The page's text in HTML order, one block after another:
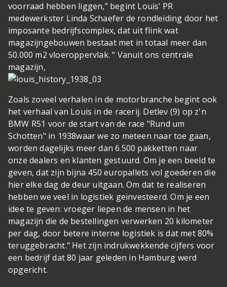
voorraad hebben liggen,” begint Louis’ PR
medewerkster Linda Schaefer de rondleiding door het
imposante bedrijfscomplex, dat uit flink wat
magazijngebouwen bestaat met in totaal meer dan
50.000 m2 vloeroppervlak. “ Vanuit ons centrale
magazijn,
Zoals zoveel verhalen in de motorbranche begint ook
het verhaal van Louis in de racerij. Detlev (9) op z'n
BMW R51 voor de start van de race "Rund um
Schotten" in 1938waar we zo meteen naar toe gaan,
worden dagelijks meer dan 6.500 pakketten naar
onze dealers en klanten gestuurd. Om je een beeld te
geven, dat zijn bijna 450 europallets vol goederen die
hier elke dag de deur uitgaan. Om dat te realiseren
hebben we veel in logistiek geïnvesteerd. Om je een
idee te geven: vroeger liepen de mensen in het
magazijn die de bestellingen verwerken 20 kilometer
per dag, door betere interne logistiek is dat met 80%
teruggebracht." Het zijn indrukwekkende cijfers voor
een bedrijf dat 80 jaar geleden in Hamburg werd
opgericht.